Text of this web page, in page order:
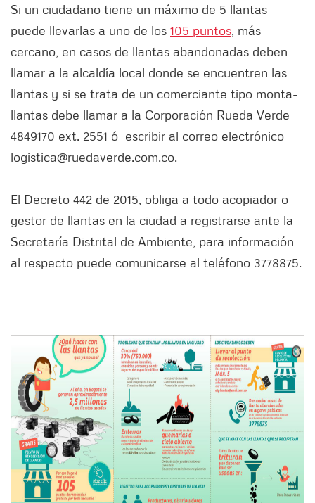
Si un ciudadano tiene un máximo de 5 llantas
puede llevarlas a uno de los 105 puntos , más
cercano, en casos de llantas abandonadas deben
llamar a la alcaldía local donde se encuentren las
llantas y si se trata de un comerciante tipo monta-
llantas debe llamar a la Corporación Rueda Verde
4849170 ext. 2551 ó escribir al correo electrónico
logistica@ruedaverde.com.co.
El Decreto 442 de 2015, obliga a todo acopiador o
gestor de llantas en la ciudad a registrarse ante la
Secretaría Distrital de Ambiente, para información
al respecto puede comunicarse al teléfono 3778875.